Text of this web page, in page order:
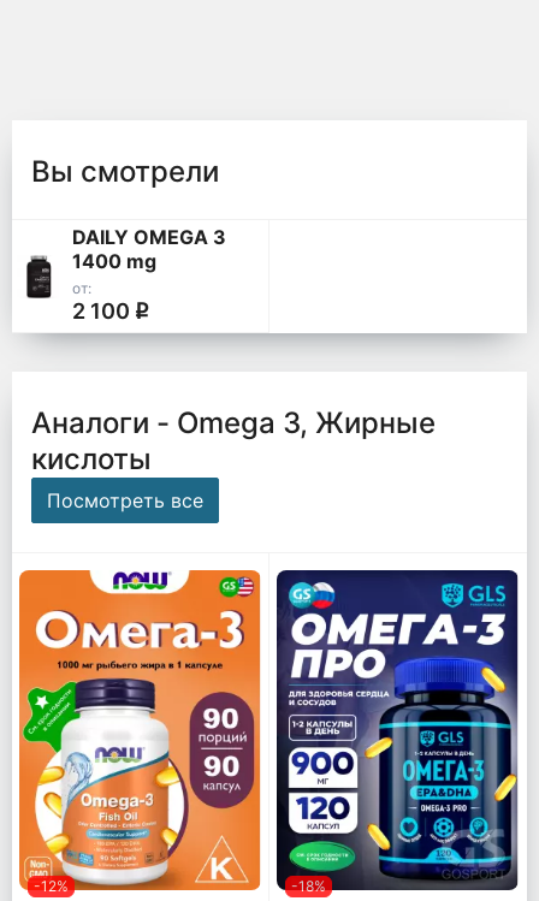
Вы смотрели
DAILY OMEGA 3
1400 mg
от:
2 100 q
Аналоги - Omega 3, Жирные
кислоты
Посмотреть все
-12% -18%